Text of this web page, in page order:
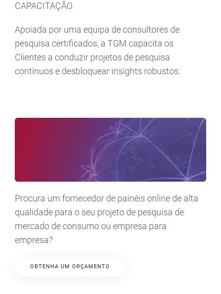
CAPACITAÇÃO
Apoiada por uma equipa de consultores de
pesquisa certificados, a TGM capacita os
Clientes a conduzir projetos de pesquisa
contínuos e desbloquear insights robustos.
Procura um fornecedor de painéis online de alta
qualidade para o seu projeto de pesquisa de
mercado de consumo ou empresa para
empresa?
OBTENHA UM ORÇAMENTO